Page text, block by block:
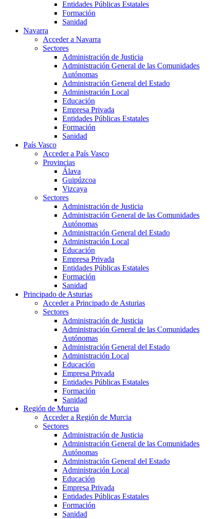
Entidades Públicas Estatales
Formación
Sanidad
Navarra
Acceder a Navarra
Sectores
Administración de Justicia
Administración General de las Comunidades
Autónomas
Administración General del Estado
Administración Local
Educación
Empresa Privada
Entidades Públicas Estatales
Formación
Sanidad
País Vasco
Acceder a País Vasco
Provincias
Álava
Guipúzcoa
Vizcaya
Sectores
Administración de Justicia
Administración General de las Comunidades
Autónomas
Administración General del Estado
Administración Local
Educación
Empresa Privada
Entidades Públicas Estatales
Formación
Sanidad
Principado de Asturias
Acceder a Principado de Asturias
Sectores
Administración de Justicia
Administración General de las Comunidades
Autónomas
Administración General del Estado
Administración Local
Educación
Empresa Privada
Entidades Públicas Estatales
Formación
Sanidad
Región de Murcia
Acceder a Región de Murcia
Sectores
Administración de Justicia
Administración General de las Comunidades
Autónomas
Administración General del Estado
Administración Local
Educación
Empresa Privada
Entidades Públicas Estatales
Formación
Sanidad